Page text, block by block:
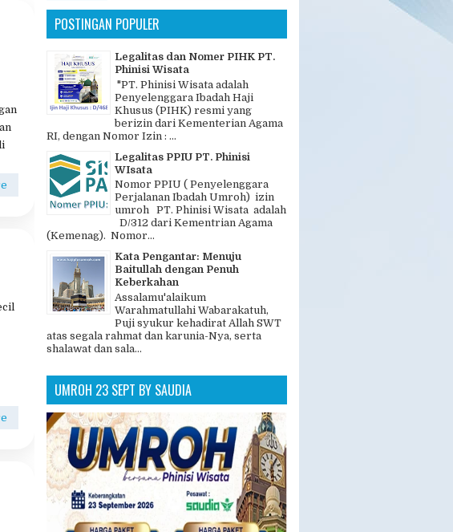
berizin dari Kementerian Agama
RI, dengan Nomor Izin : ...
Legalitas PPIU PT. Phinisi
WIsata
Nomor PPIU ( Penyelenggara
Perjalanan Ibadah Umroh) izin
umroh PT. Phinisi Wisata adalah
D/312 dari Kementrian Agama
(Kemenag). Nomor...
Kata Pengantar: Menuju
Baitullah dengan Penuh
Keberkahan
Assalamu'alaikum
Warahmatullahi Wabarakatuh,
Puji syukur kehadirat Allah SWT
atas segala rahmat dan karunia-Nya, serta
shalawat dan sala...
UMROH 23 SEPT BY SAUDIA